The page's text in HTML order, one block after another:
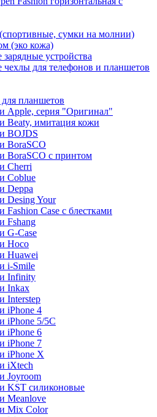
сумки на молнии)
(эко кожа)
устройства
чехлы для телефонов и планшетов
планшетов
Apple, серия "Оригинал"
Beaty, имитация кожи
BOJDS
BoraSCO
BoraSCO с принтом
Cherri
Coblue
Deppa
Desing Your
Fashion Case с блестками
Fshang
G-Case
Hoco
Huawei
i-Smile
Infinity
Inkax
Interstep
iPhone 4
iPhone 5/5С
iPhone 6
iPhone 7
iPhone X
iXtech
Joyroom
KST силиконовые
Meanlove
Mix Color